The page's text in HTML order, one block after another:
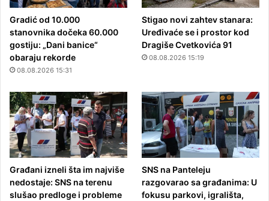
Gradić od 10.000
stanovnika dočeka 60.000
gostiju: „Dani banice“
obaraju rekorde
08.08.2026 15:31
Stigao novi zahtev stanara:
Uređivaće se i prostor kod
Dragiše Cvetkovića 91
08.08.2026 15:19
Građani izneli šta im najviše
nedostaje: SNS na terenu
slušao predloge i probleme
SNS na Panteleju
razgovarao sa građanima: U
fokusu parkovi, igrališta,